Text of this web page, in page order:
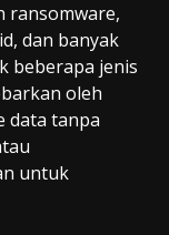
ransomware,
dan banyak
beberapa jenis
oleh
data tanpa
untuk